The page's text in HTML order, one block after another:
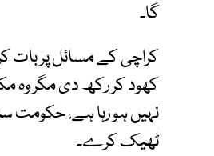
گا۔
کراچی کے مسائل پر بات
کھود کر رکھ دی مگر وہ
نہیں ہو رہا ہے، حکومت
ٹھیک کرے۔